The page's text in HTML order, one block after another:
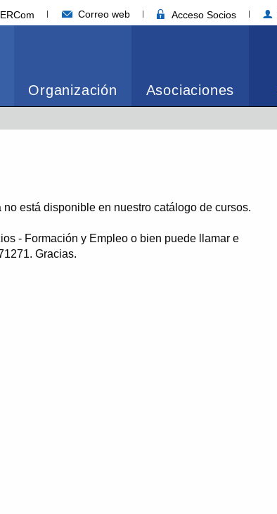
Correo web Acceso Socios
Organización Asociaciones
está disponible en nuestro catálogo de cursos.
- Formación y Empleo o bien puede llamar e
Gracias.